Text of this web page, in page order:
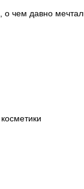
о чем давно